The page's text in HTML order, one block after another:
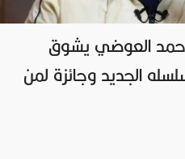
العوضي يشوق
الجديد وجائزة لمن